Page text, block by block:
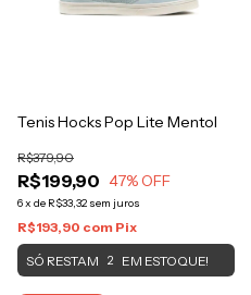
Tenis Hocks Pop Lite Mentol
R$199,90
R$379,90
47% OFF
6x de R$33,32 sem juros
R$193,90 com Pix
SÓ RESTAM 2 EM ESTOQUE!